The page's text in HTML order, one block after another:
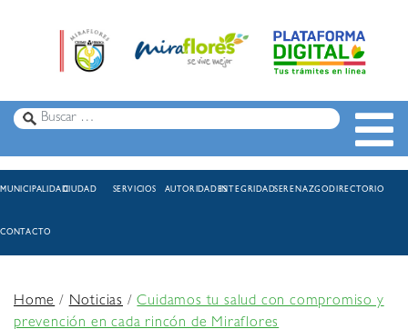
MUNICIPALIDADCIUDAD SERVICIOS AUTORIDADESINTEGRIDADSERENAZGODIRECTORIO
CONTACTO
Home/Noticias /Cuidamos tu salud con compromiso y
prevención en cada rincón de Miraflores